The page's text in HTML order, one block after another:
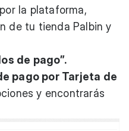
la plataforma,
de tu tienda Palbin y
de pago”.
pago por Tarjeta de
y encontrarás